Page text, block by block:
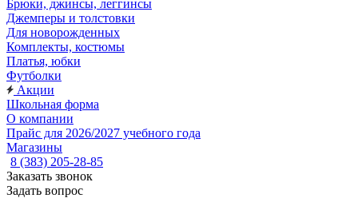
Брюки, джинсы, леггинсы
Джемперы и толстовки
Для новорожденных
Комплекты, костюмы
Платья, юбки
Футболки
Акции
Школьная форма
О компании
Прайс для 2026/2027 учебного года
Магазины
8 (383) 205-28-85
Заказать звонок
Задать вопрос